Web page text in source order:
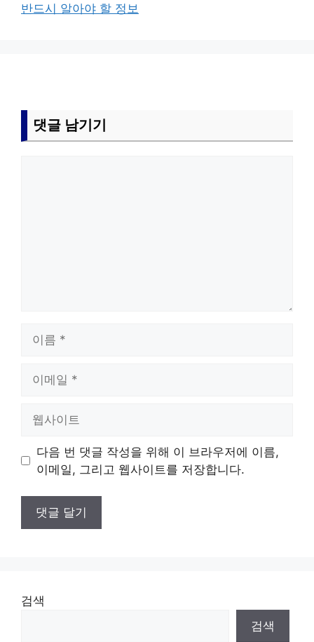
반드시 알아야 할 정보
댓글 남기기
트
다음 번 댓글 작성을 위해 이 브라우저에 이름,
이메일, 그리고 웹사이트를 저장합니다.
검색
검색